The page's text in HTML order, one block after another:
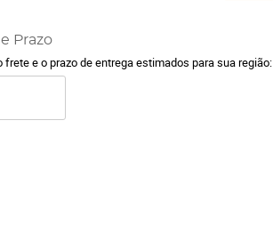
Prazo
frete e o prazo de entrega estimados para sua região: